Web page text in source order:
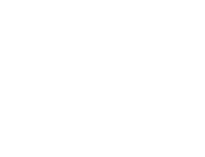
مو بمأم جؤرا، چوچاق بچینم زأک!» *